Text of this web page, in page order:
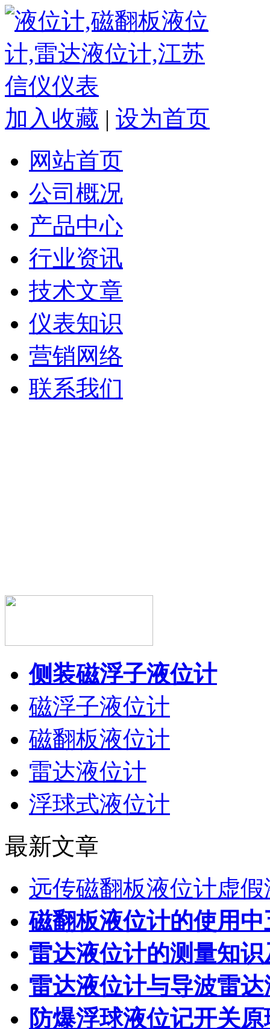
加入收藏 | 设为首页
网站首页
公司概况
产品中心
行业资讯
技术文章
仪表知识
营销网络
联系我们
侧装磁浮子液位计
磁浮子液位计
磁翻板液位计
雷达液位计
浮球式液位计
最新文章
远传磁翻板液位计虚
磁翻板液位计的使用
雷达液位计的测量知
雷达液位计与导波雷
防爆浮球液位记开关